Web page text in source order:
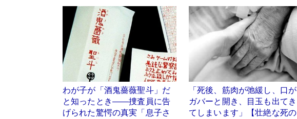
わが子が「酒鬼薔薇聖斗」だ
と知ったとき――捜査員に告
げられた驚愕の真実「息子さ
「死後、筋肉が弛緩し、口が
ガバーと開き、目玉も出てき
てしまいます」【壮絶な死の